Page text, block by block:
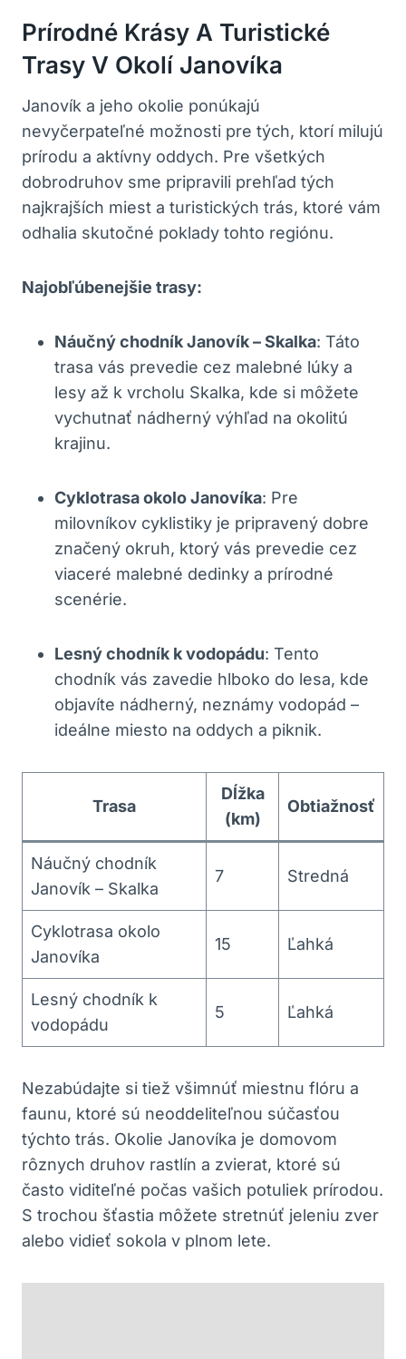
Prírodné ‌krásy⁣ A ⁢turistické
Trasy V Okolí‌ Janovíka
Janovík ​a⁢ jeho okolie ​ponúkajú
‌nevyčerpateľné možnosti pre tých,⁤ ktorí milujú
prírodu a aktívny⁤ oddych. Pre⁢ všetkých
dobrodruhov sme pripravili‌ prehľad tých⁤
najkrajších ⁣miest‌ a turistických⁤ trás,‌ ktoré ⁣vám
odhalia ⁣skutočné​ poklady tohto regiónu.
Najobľúbenejšie trasy:
Náučný chodník Janovík‌ – Skalka: Táto
‌trasa vás prevedie ⁣cez malebné lúky⁣ a
lesy až k ⁤vrcholu Skalka, kde si môžete⁤
vychutnať nádherný výhľad na ⁣okolitú
krajinu.
Cyklotrasa okolo ​Janovíka: Pre⁣
milovníkov ‍cyklistiky je pripravený⁣ dobre
značený okruh, ⁣ktorý vás prevedie cez
viaceré malebné​ dedinky a prírodné
scenérie.
Lesný chodník ⁣k vodopádu:⁣ Tento
chodník​ vás zavedie hlboko‍ do ⁤lesa,​ kde⁤
objavíte nádherný,⁣ neznámy‍ vodopád –
ideálne miesto ‌na oddych a piknik.
Trasa
Dĺžka
(km)
Obtiažnosť
Náučný ⁢chodník
Janovík – Skalka
7 Stredná
Cyklotrasa okolo
Janovíka
15 Ľahká
Lesný chodník k
vodopádu
5 Ľahká
Nezabúdajte si tiež ​všimnúť miestnu⁢ flóru a
faunu, ktoré sú neoddeliteľnou súčasťou
týchto trás. Okolie ‍Janovíka⁤ je domovom
rôznych⁤ druhov rastlín a zvierat,​ ktoré⁣ sú
často viditeľné​ počas vašich potuliek⁢ prírodou.
‍S trochou šťastia môžete stretnúť jeleniu⁣ zver​
alebo ⁢vidieť⁤ sokola v ​plnom ⁢lete.